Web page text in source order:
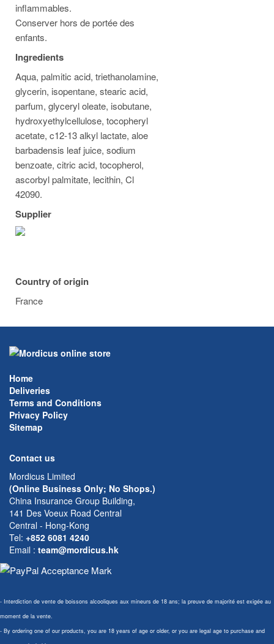
inflammables.
Conserver hors de portée des
enfants.
Ingredients
Aqua, palmitic acid, triethanolamine,
glycerin, isopentane, stearic acid,
parfum, glyceryl oleate, isobutane,
hydroxyethylcellulose, tocopheryl
acetate, c12-13 alkyl lactate, aloe
barbadensis leaf juice, sodium
benzoate, citric acid, tocopherol,
ascorbyl palmitate, lecithin, Cl
42090.
Supplier
Country of origin
France
Home
Deliveries
Terms and Conditions
Privacy Policy
Sitemap
Contact us
Mordicus Limited
(Online Business Only; No Shops.)
China Insurance Group Building,
141 Des Voeux Road Central
Central - Hong-Kong
Tel: +852 6081 4240
Email : team@mordicus.hk
- Interdiction de vente de boissons alcooliques aux mineurs de 18 ans; la preuve de majorité est exigée au
moment de la vente.
- By ordering one of our products, you are 18 years of age or older, or you are legal age to purchase and